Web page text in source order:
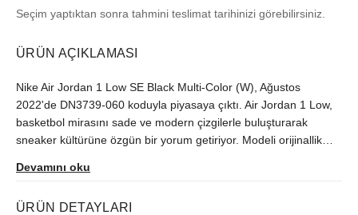
Seçim yaptıktan sonra tahmini teslimat tarihinizi görebilirsiniz.
ÜRÜN AÇIKLAMASI
Nike Air Jordan 1 Low SE Black Multi-Color (W), Ağustos
2022'de DN3739-060 koduyla piyasaya çıktı. Air Jordan 1 Low,
basketbol mirasını sade ve modern çizgilerle buluşturarak
sneaker kültürüne özgün bir yorum getiriyor. Modeli orijinallik
Devamını oku
ÜRÜN DETAYLARI